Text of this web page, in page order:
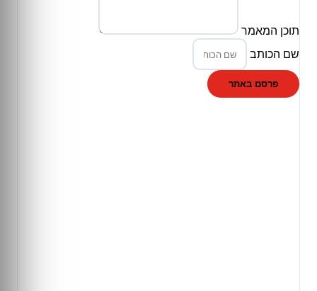
תוכן המאמר
שם הכותב
פרסם באתר